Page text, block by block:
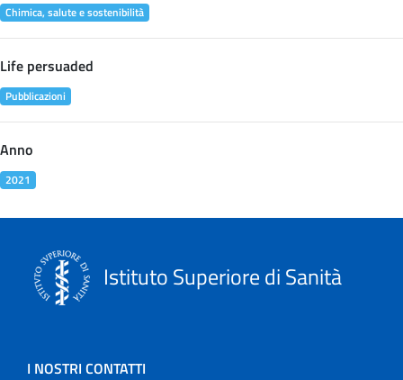
Chimica, salute e sostenibilità
Life persuaded
Pubblicazioni
Anno
2021
Istituto Superiore di Sanità
I NOSTRI CONTATTI